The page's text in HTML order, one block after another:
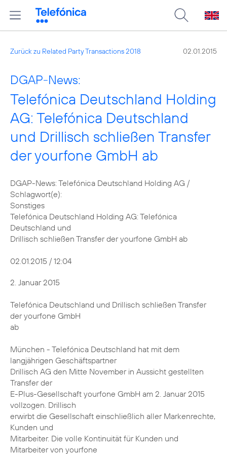
Zurück zu Related Party Transactions 2018 02.01.2015
DGAP-News:
Telefónica Deutschland Holding
AG: Telefónica Deutschland
und Drillisch schließen Transfer
der yourfone GmbH ab
DGAP-News: Telefónica Deutschland Holding AG /
Schlagwort(e):
Sonstiges
Telefónica Deutschland Holding AG: Telefónica
Deutschland und
Drillisch schließen Transfer der yourfone GmbH ab
02.01.2015 / 12:04
2. Januar 2015
Telefónica Deutschland und Drillisch schließen Transfer
der yourfone GmbH
ab
München - Telefónica Deutschland hat mit dem
langjährigen Geschäftspartner
Drillisch AG den Mitte November in Aussicht gestellten
Transfer der
E-Plus-Gesellschaft yourfone GmbH am 2. Januar 2015
vollzogen. Drillisch
erwirbt die Gesellschaft einschließlich aller Markenrechte,
Kunden und
Mitarbeiter. Die volle Kontinuität für Kunden und
Mitarbeiter von yourfone